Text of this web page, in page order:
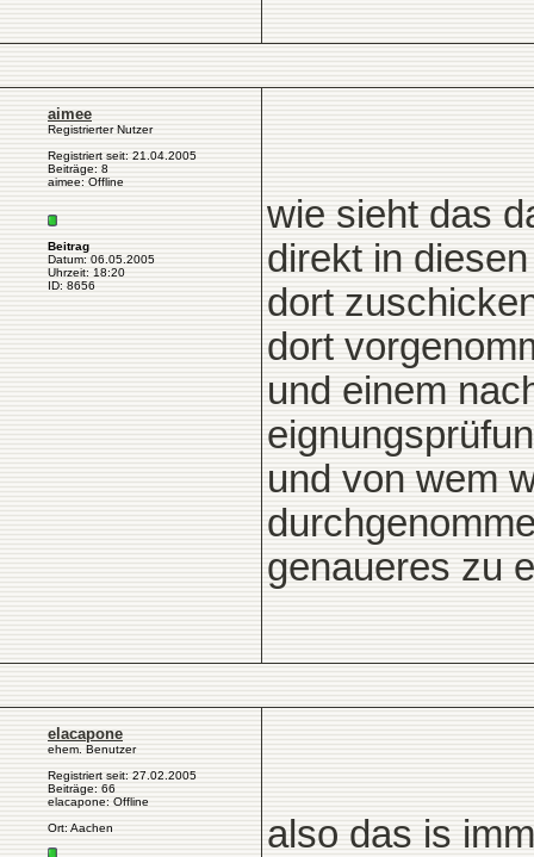
aimee
Registrierter Nutzer
Registriert seit: 21.04.2005
Beiträge: 8
aimee: Offline
Beitrag
Datum: 06.05.2005
Uhrzeit: 18:20
ID: 8656
wie sieht das
direkt in
dort
dort
und einem
und von wem
genaueres zu
elacapone
ehem. Benutzer
Registriert seit: 27.02.2005
Beiträge: 66
elacapone: Offline
Ort: Aachen
also das is